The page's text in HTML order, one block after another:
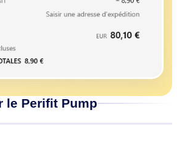
le Perifit Pump